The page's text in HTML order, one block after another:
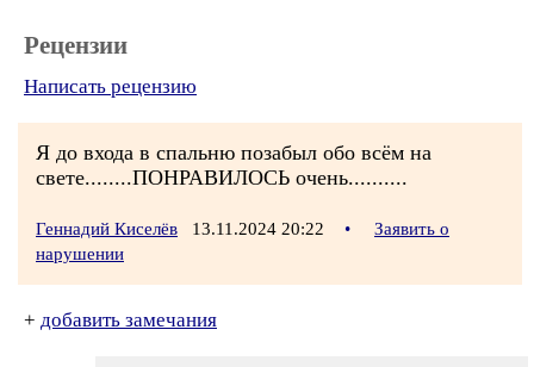
Рецензии
Написать рецензию
Я до входа в спальню позабыл обо всём на
свете........ПОНРАВИЛОСЬ очень..........
Геннадий Киселёв 13.11.2024 20:22 •
Заявить о
нарушении
+ добавить замечания